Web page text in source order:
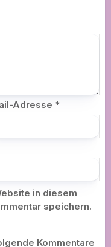
Adresse *
in diesem
speichern.
Kommentare